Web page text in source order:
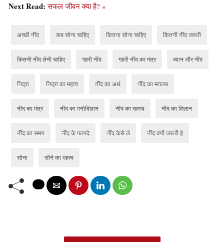
Next Read:सफल जीवन क्या है? »
अच्छी नींद कब सोना चाहिए कितना सोना चाहिए कितनी नींद जरूरी
कितनी नींद लेनी चाहिए गहरी नींद गहरी नींद का मंत्र ध्यान और नींद
निद्रा निद्रा का महत्व नींद का अर्थ नींद का मतलब
नींद का मंत्र नींद का मनोविज्ञान नींद का रहस्य नींद का विज्ञान
नींद का समय नींद के फायदे नींद कैसे ले नींद क्यों जरूरी है
सोना सोने का महत्व